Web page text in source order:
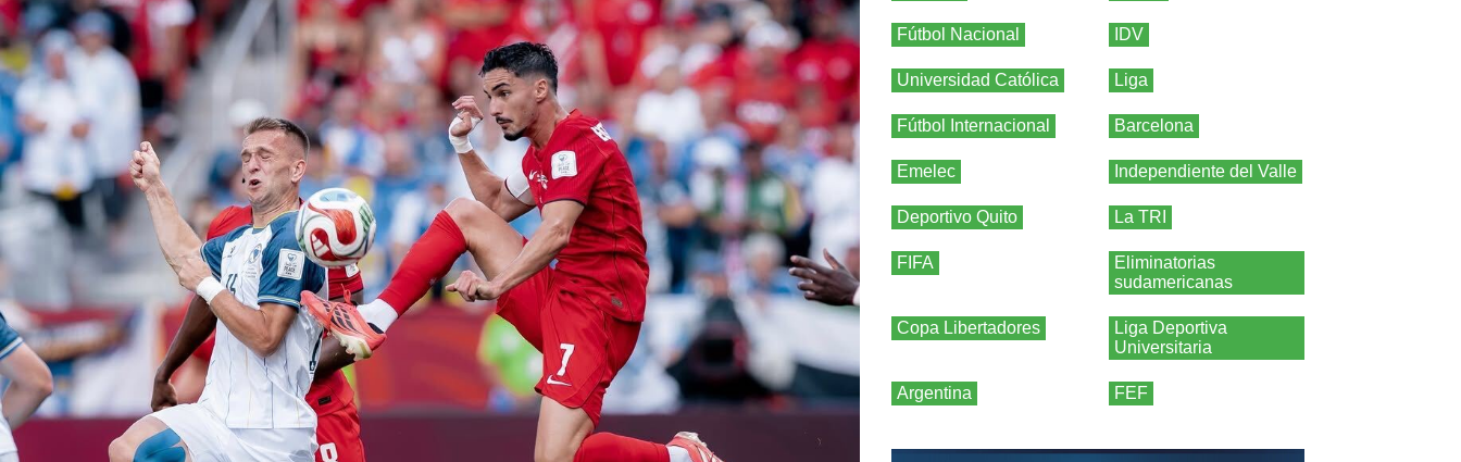
Fútbol Nacional IDV
Universidad Católica Liga
Fútbol Internacional Barcelona
Emelec Independiente del Valle
Deportivo Quito La TRI
FIFA
Eliminatorias
sudamericanas
Copa Libertadores
Liga Deportiva
Universitaria
Argentina FEF